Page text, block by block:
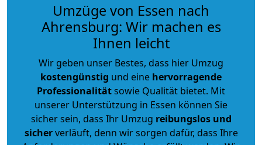
Umzüge von Essen nach
Ahrensburg: Wir machen es
Ihnen leicht
Wir geben unser Bestes, dass hier Umzug
kostengünstig und eine hervorragende
Professionalitätsowie Qualität bietet. Mit
unserer Unterstützung in Essen können Sie
sicher sein, dass Ihr Umzug reibungslos und
sicherverläuft, denn wir sorgen dafür, dass Ihre